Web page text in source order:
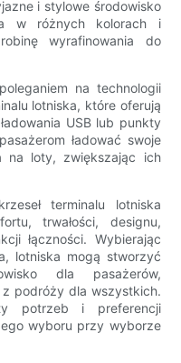
i stylowe środowisko
w różnych kolorach i
wyrafinowania do
na technologii
lotniska, które oferują
USB lub punkty
ładować swoje
na loty, zwiększając ich
terminalu lotniska
trwałości, designu,
łączności. Wybierając
lotniska mogą stworzyć
dla pasażerów,
podróży dla wszystkich.
potrzeb i preferencji
wyboru przy wyborze